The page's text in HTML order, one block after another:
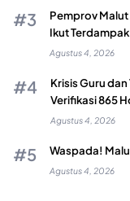
Pemprov Malut
Ikut Terdampak
Agustus 4, 2026
Krisis Guru
Verifikasi 865
Agustus 4, 2026
Waspada!
Agustus 4, 2026